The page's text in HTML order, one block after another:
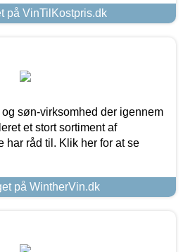
på VinTilKostpris.dk
søn-virksomhed der igennem
et stort sortiment af
har råd til. Klik her for at se
på WintherVin.dk